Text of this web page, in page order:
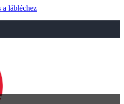
a lábléchez